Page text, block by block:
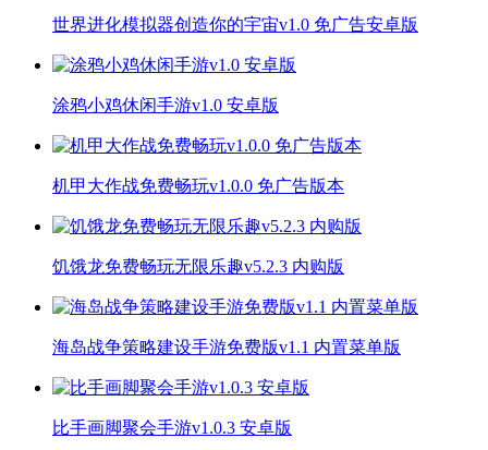
世界进化模拟器创造你的宇宙v1.0 免广告安卓版
涂鸦小鸡休闲手游v1.0 安卓版
机甲大作战免费畅玩v1.0.0 免广告版本
饥饿龙免费畅玩无限乐趣v5.2.3 内购版
海岛战争策略建设手游免费版v1.1 内置菜单版
比手画脚聚会手游v1.0.3 安卓版